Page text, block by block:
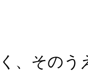
、そのう